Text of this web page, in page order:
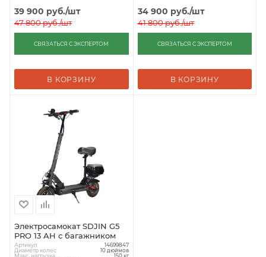
39 900 руб./шт
47 800руб./шт
СВЯЗАТЬСЯ С ЭКСПЕРТОМ
В КОРЗИНУ
34 900 руб./шт
41 800руб./шт
СВЯЗАТЬСЯ С ЭКСПЕРТОМ
В КОРЗИНУ
Электросамокат SDJIN G5
PRO 13 AH с багажником
Артикул 14699847
Диаметр колес 10 дюймов
Макс. нагрузка 150 кг